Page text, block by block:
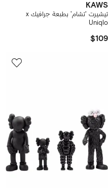
KAWS
تيشيرت 'تشام' بطبعة جرافيك x
Uniqlo
$109